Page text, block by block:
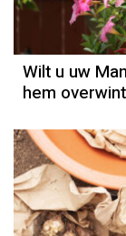
Wilt u uw
hem